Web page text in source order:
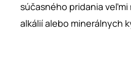
súčasného pridania
alkálií alebo minerálnych